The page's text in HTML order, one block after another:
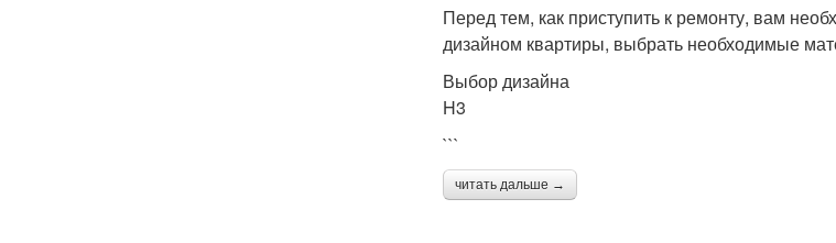
Перед тем, как приступить к ремонту, вам
дизайном квартиры, выбрать необходимые
Выбор дизайна
H3
```
читать дальше →